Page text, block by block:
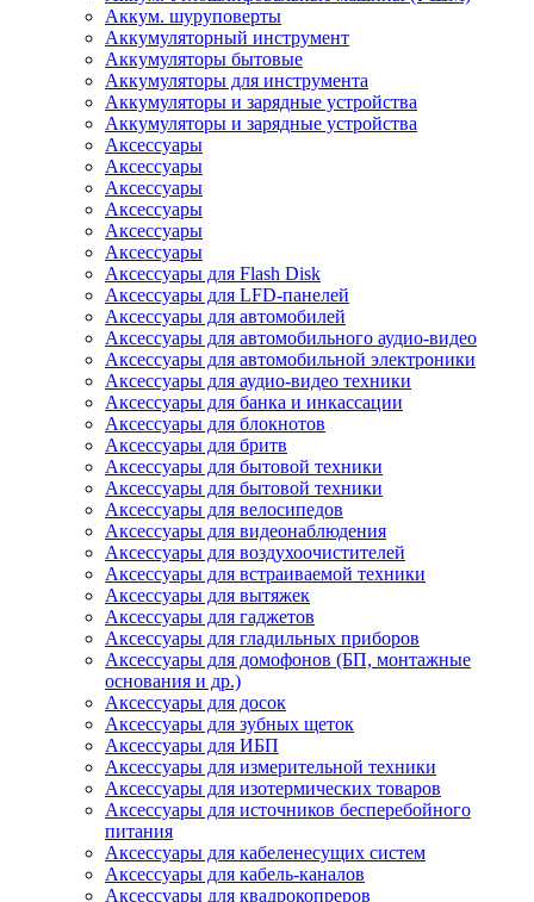
Аккум. шуруповерты
Аккумуляторный инструмент
Аккумуляторы бытовые
Аккумуляторы для инструмента
Аккумуляторы и зарядные устройства
Аккумуляторы и зарядные устройства
Аксессуары
Аксессуары
Аксессуары
Аксессуары
Аксессуары
Аксессуары
Аксессуары для Flash Disk
Аксессуары для LFD-панелей
Аксессуары для автомобилей
Аксессуары для автомобильного аудио-видео
Аксессуары для автомобильной электроники
Аксессуары для аудио-видео техники
Аксессуары для банка и инкассации
Аксессуары для блокнотов
Аксессуары для бритв
Аксессуары для бытовой техники
Аксессуары для бытовой техники
Аксессуары для велосипедов
Аксессуары для видеонаблюдения
Аксессуары для воздухоочистителей
Аксессуары для встраиваемой техники
Аксессуары для вытяжек
Аксессуары для гаджетов
Аксессуары для гладильных приборов
Аксессуары для домофонов (БП, монтажные
основания и др.)
Аксессуары для досок
Аксессуары для зубных щеток
Аксессуары для ИБП
Аксессуары для измерительной техники
Аксессуары для изотермических товаров
Аксессуары для источников бесперебойного
питания
Аксессуары для кабеленесущих систем
Аксессуары для кабель-каналов
Аксессуары для квадрокопреров